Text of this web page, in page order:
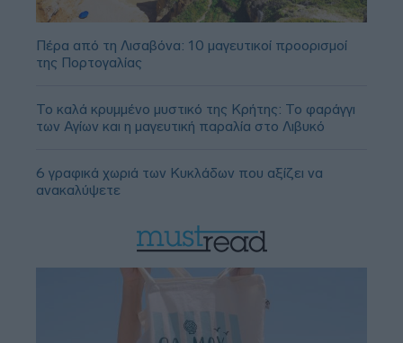
Πέρα από τη Λισαβόνα: 10 μαγευτικοί προορισμοί
της Πορτογαλίας
Το καλά κρυμμένο μυστικό της Κρήτης: Το φαράγγι
των Αγίων και η μαγευτική παραλία στο Λιβυκό
6 γραφικά χωριά των Κυκλάδων που αξίζει να
ανακαλύψετε